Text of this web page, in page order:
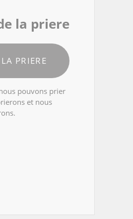
la priere
PRIERE
pouvons prier
et nous